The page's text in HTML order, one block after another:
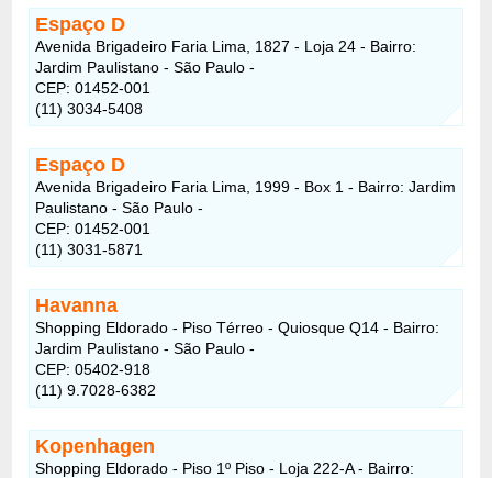
Espaço D
Avenida Brigadeiro Faria Lima, 1827 - Loja 24 - Bairro:
Jardim Paulistano - São Paulo -
CEP: 01452-001
(11) 3034-5408
Espaço D
Avenida Brigadeiro Faria Lima, 1999 - Box 1 - Bairro: Jardim
Paulistano - São Paulo -
CEP: 01452-001
(11) 3031-5871
Havanna
Shopping Eldorado - Piso Térreo - Quiosque Q14 - Bairro:
Jardim Paulistano - São Paulo -
CEP: 05402-918
(11) 9.7028-6382
Kopenhagen
Shopping Eldorado - Piso 1º Piso - Loja 222-A - Bairro: